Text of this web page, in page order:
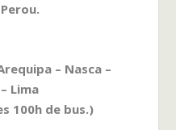
– Nasca –
Lima
100h de bus.)